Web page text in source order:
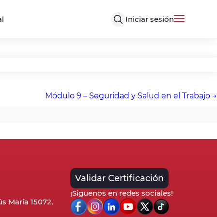
Iniciar sesión
Módulo 9 – Seguridad y Salud en el Trabajo
María 15072,
Validar Certificación
¡Siguenos en redes sociales!